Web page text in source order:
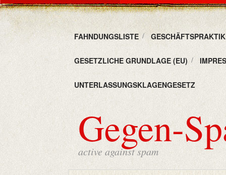
FAHNDUNGSLISTE
GESETZLICHE GRUNDLAGE (EU)
UNTERLASSUNGSKLAGENGESETZ
Gegen-
active against spam